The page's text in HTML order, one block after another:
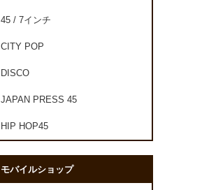
45 / 7インチ
CITY POP
DISCO
JAPAN PRESS 45
HIP HOP45
モバイルショップ